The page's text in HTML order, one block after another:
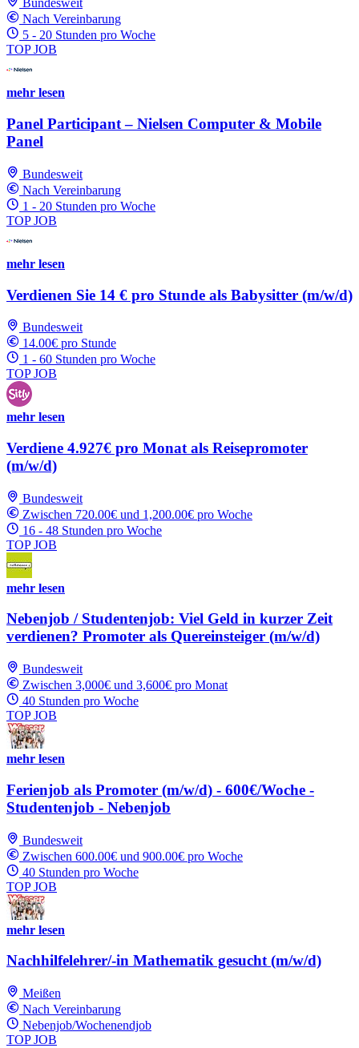
Bundesweit
Nach Vereinbarung
5 - 20 Stunden pro Woche
TOP JOB
mehr lesen
Panel Participant – Nielsen Computer & Mobile
Panel
Bundesweit
Nach Vereinbarung
1 - 20 Stunden pro Woche
TOP JOB
mehr lesen
Verdienen Sie 14 € pro Stunde als Babysitter (m/w/d)
Bundesweit
14.00€ pro Stunde
1 - 60 Stunden pro Woche
TOP JOB
mehr lesen
Verdiene 4.927€ pro Monat als Reisepromoter
(m/w/d)
Bundesweit
Zwischen 720.00€ und 1,200.00€ pro Woche
16 - 48 Stunden pro Woche
TOP JOB
mehr lesen
Nebenjob / Studentenjob: Viel Geld in kurzer Zeit
verdienen? Promoter als Quereinsteiger (m/w/d)
Bundesweit
Zwischen 3,000€ und 3,600€ pro Monat
40 Stunden pro Woche
TOP JOB
mehr lesen
Ferienjob als Promoter (m/w/d) - 600€/Woche -
Studentenjob - Nebenjob
Bundesweit
Zwischen 600.00€ und 900.00€ pro Woche
40 Stunden pro Woche
TOP JOB
mehr lesen
Nachhilfelehrer/-in Mathematik gesucht (m/w/d)
Meißen
Nach Vereinbarung
Nebenjob/Wochenendjob
TOP JOB